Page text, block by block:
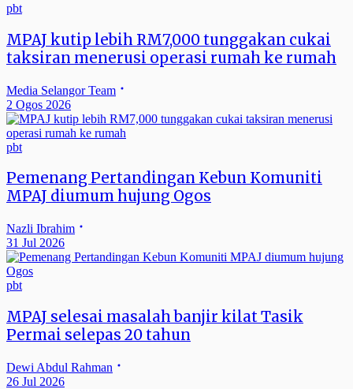
pbt
MPAJ kutip lebih RM7,000 tunggakan cukai
taksiran menerusi operasi rumah ke rumah
Media Selangor Team
2 Ogos 2026
pbt
Pemenang Pertandingan Kebun Komuniti
MPAJ diumum hujung Ogos
Nazli Ibrahim
31 Jul 2026
pbt
MPAJ selesai masalah banjir kilat Tasik
Permai selepas 20 tahun
Dewi Abdul Rahman
26 Jul 2026